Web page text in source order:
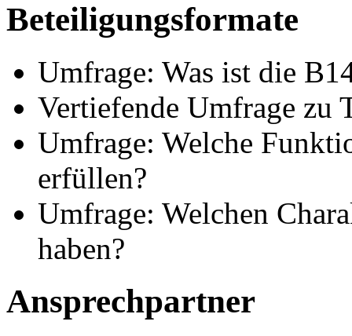
Beteiligungsformate
Umfrage: Was ist die
Vertiefende Umfrage zu
Umfrage: Welche
erfüllen?
Umfrage: Welchen
haben?
Ansprechpartner